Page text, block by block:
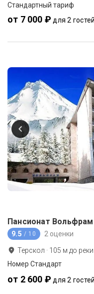
Стандартный тариф
от 7 000 ₽ для 2 гостей
Пансионат Вольфрам
9.5 / 10 2 оценки
Терскол · 105 м до
Номер Стандарт
от 2 600 ₽ для 2 гостей